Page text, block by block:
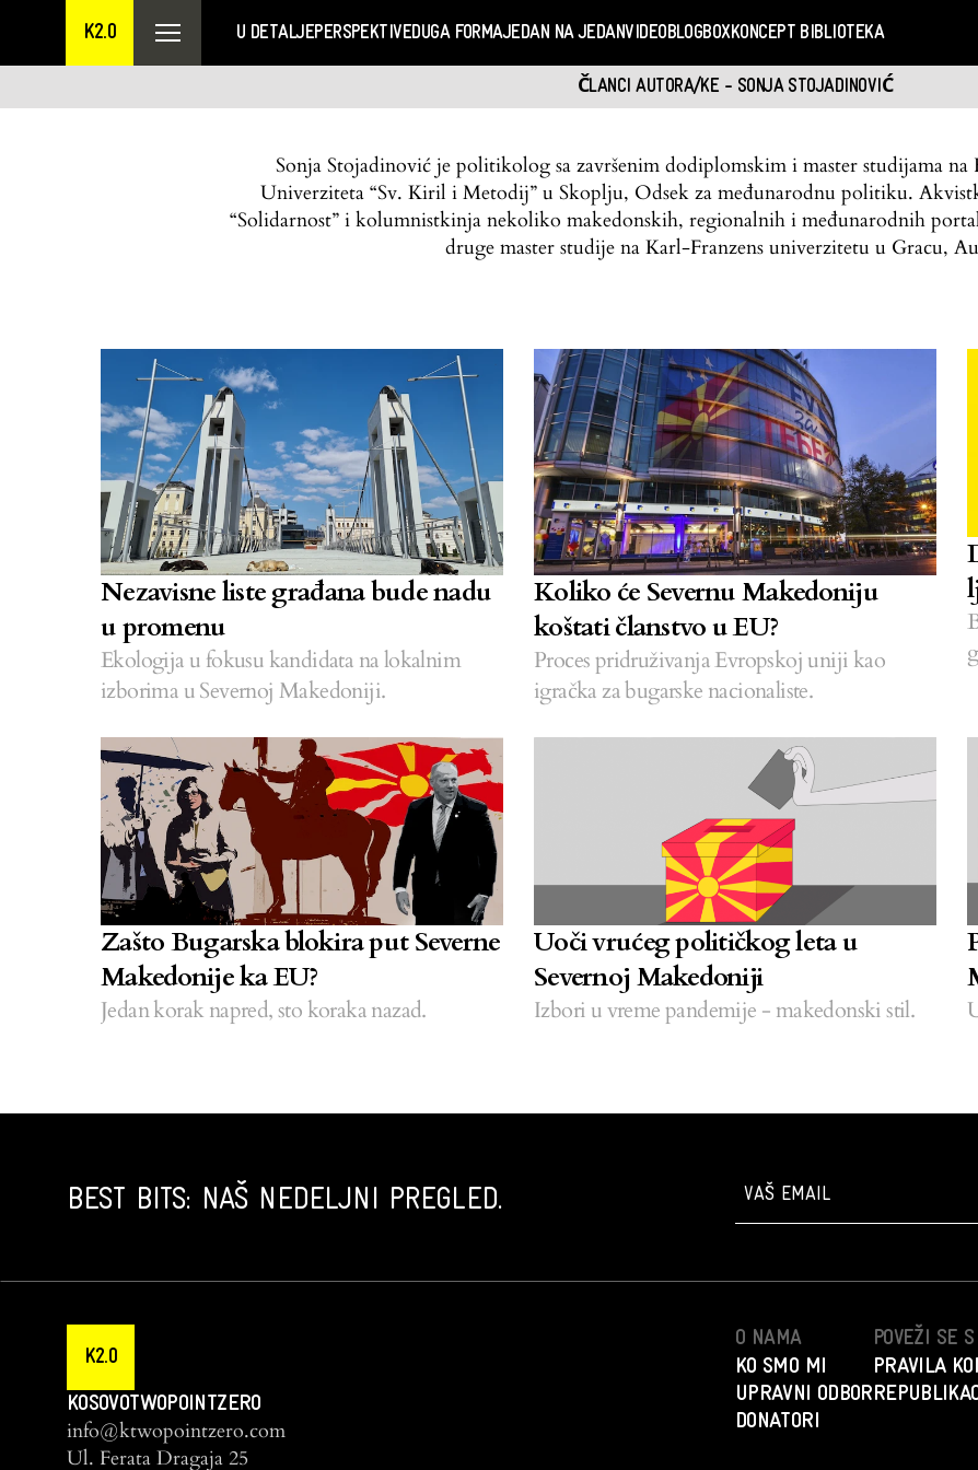
K2.0 U DETALJEPERSPEKTIVEDUGA FORMAJEDAN NA JEDANVIDEOBLOGBOXKONCEPT BIBLIOTEKA
ČLANCI AUTORA/KE - SONJA STOJADINOVIĆ
Sonja Stojadinović je politikolog sa završenim dodiplomskim i master studijama
Univerziteta “Sv. Kiril i Metodij” u Skoplju, Odsek za međunarodnu politiku.
“Solidarnost” i kolumnistkinja nekoliko makedonskih, regionalnih i međunarodnih
druge master studije na Karl-Franzens univerzitetu u Gracu,
Nezavisne liste građana bude nadu
u promenu
Ekologija u fokusu kandidata na lokalnim
izborima u Severnoj Makedoniji.
Koliko će Severnu Makedoniju
koštati članstvo u EU?
Proces pridruživanja Evropskoj uniji kao
igračka za bugarske nacionaliste.
Zašto Bugarska blokira put Severne
Makedonije ka EU?
Jedan korak napred, sto koraka nazad.
Uoči vrućeg političkog leta u
Severnoj Makedoniji
Izbori u vreme pandemije - makedonski stil.
BEST BITS: NAŠ NEDELJNI PREGLED.
K2.0
KOSOVOTWOPOINTZERO
info@ktwopointzero.com
Ul. Ferata Dragaja 25
O NAMA
KO SMO MI
UPRAVNI ODBOR
DONATORI
POVEŽI SE
PRAVILA